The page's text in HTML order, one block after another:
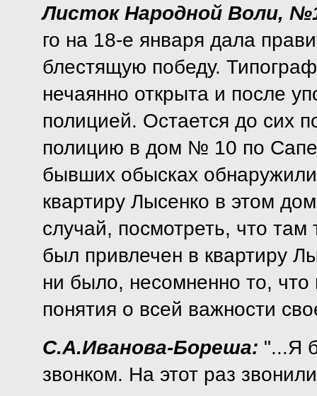
Листок Народной Воли,
го на 18-е января дала
блестящую победу.
нечаянно открыта и после
полицией. Остается до сих
полицию в дом № 10 по
бывших обысках
квартиру Лысенко в этом
случай, посмотреть, что там
был привлечен в квартиру
ни было, несомненно то,
понятия о всей важности
С.А.Иванова-Бореша: "...Я
звонком. На этот раз